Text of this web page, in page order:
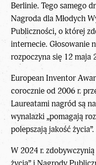
Berlinie. Tego samego
Nagroda dla Młodych
Publiczności, o której
internecie. Głosowanie
rozpoczyna się 12 maja
European Inventor
corocznie od 2006 r.
Laureatami nagród są
wynalazki „pomagają
polepszają jakość życia”.
W 2024 r.